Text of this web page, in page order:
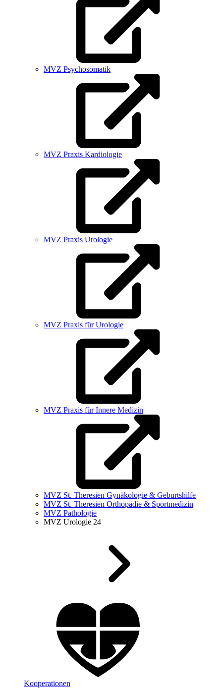
MVZ Psychosomatik
MVZ Praxis Kardiologie
MVZ Praxis Urologie
MVZ Praxis für Urologie
MVZ Praxis für Innere Medizin
MVZ St. Theresien Gynäkologie & Geburtshilfe
MVZ St. Theresien Orthopädie & Sportmedizin
MVZ Pathologie
MVZ Urologie 24
Kooperationen